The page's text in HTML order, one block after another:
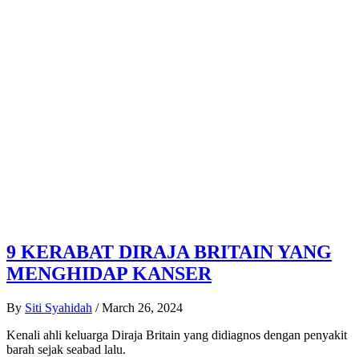
9 KERABAT DIRAJA BRITAIN YANG
MENGHIDAP KANSER
By Siti Syahidah / March 26, 2024
Kenali ahli keluarga Diraja Britain yang didiagnos dengan penyakit
barah sejak seabad lalu.